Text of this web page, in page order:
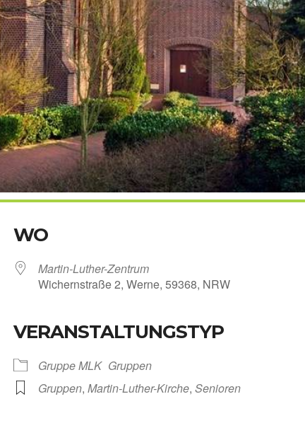
WO
Martin-Luther-Zentrum
Wichern­stra­ße 2, Wer­ne, 59368, NRW
VERANSTALTUNGSTYP
Grup­pe MLK Grup­pen
Grup­pen, Martin-Luther-Kirche, Senio­ren